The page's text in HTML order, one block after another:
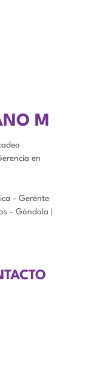
M
en
- Gerente
- Góndola |